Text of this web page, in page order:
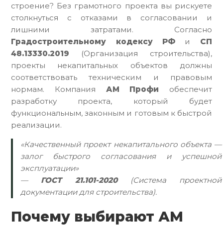
строение? Без грамотного проекта вы рискуете
столкнуться с отказами в согласовании и
лишними затратами. Согласно
Градостроительному кодексу РФ и СП
48.13330.2019 (Организация строительства),
проекты некапитальных объектов должны
соответствовать техническим и правовым
нормам. Компания АМ Профи обеспечит
разработку проекта, который будет
функциональным, законным и готовым к быстрой
реализации.
«Качественный проект некапитального объекта —
залог быстрого согласования и успешной
эксплуатации»
— ГОСТ 21.101-2020(Система проектной
документации для строительства).
Почему выбирают АМ